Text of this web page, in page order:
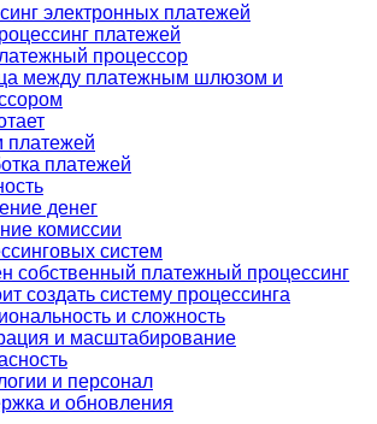
электронных платежей
платежей
процессор
между платежным шлюзом и
платежей
платежей
денег
комиссии
систем
собственный платежный процессинг
создать систему процессинга
и сложность
и масштабирование
и персонал
и обновления